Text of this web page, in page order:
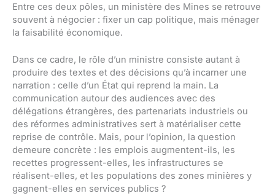
Entre ces deux pôles, un ministère des Mines se retrouve
souvent à négocier : fixer un cap politique, mais ménager
la faisabilité économique.
Dans ce cadre, le rôle d’un ministre consiste autant à
produire des textes et des décisions qu’à incarner une
narration : celle d’un État qui reprend la main. La
communication autour des audiences avec des
délégations étrangères, des partenariats industriels ou
des réformes administratives sert à matérialiser cette
reprise de contrôle. Mais, pour l’opinion, la question
demeure concrète : les emplois augmentent-ils, les
recettes progressent-elles, les infrastructures se
réalisent-elles, et les populations des zones minières y
gagnent-elles en services publics ?